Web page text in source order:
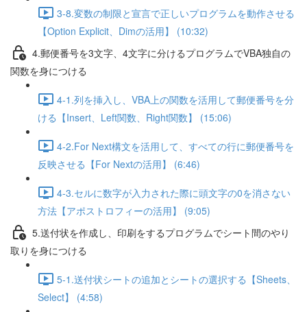
3-8.変数の制限と宣言で正しいプログラムを動作させる
【Option Explicit、Dimの活用】 (10:32)
4.郵便番号を3文字、4文字に分けるプログラムでVBA独自の
関数を身につける
4-1.列を挿入し、VBA上の関数を活用して郵便番号を分
ける【Insert、Left関数、Right関数】 (15:06)
4-2.For Next構文を活用して、すべての行に郵便番号を
反映させる【For Nextの活用】 (6:46)
4-3.セルに数字が入力された際に頭文字の0を消さない
方法【アポストロフィーの活用】 (9:05)
5.送付状を作成し、印刷をするプログラムでシート間のやり
取りを身につける
5-1.送付状シートの追加とシートの選択する【Sheets、
Select】 (4:58)